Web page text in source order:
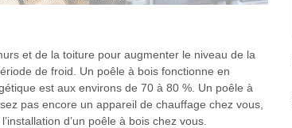
et de la toiture pour augmenter le niveau de la
de froid. Un poêle à bois fonctionne en
est aux environs de 70 à 80 %. Un poêle à
pas encore un appareil de chauffage chez vous,
d’un poêle à bois chez vous.